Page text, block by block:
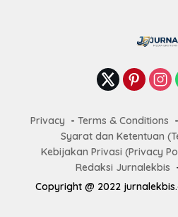
Privacy Terms & Conditions
Syarat dan Ketentuan
Kebijakan Privasi (Privacy
Redaksi Jurnalekbis
Copyright @ 2022